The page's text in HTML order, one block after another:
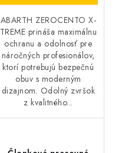
ABARTH ZEROCENTO X-
TREME prináša maximálnu
ochranu a odolnosť pre
náročných profesionálov,
ktorí potrebujú bezpečnú
obuv s moderným
dizajnom. Odolný zvršok
z kvalitného...